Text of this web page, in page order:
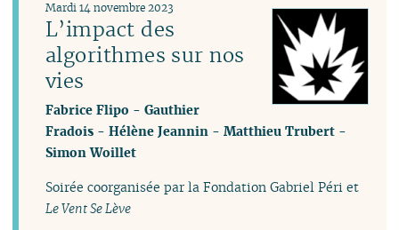
L’impact des
algorithmes sur nos
vies
Mardi 14 novembre 2023
Fabrice Flipo -Gauthier
Fradois -Hélène Jeannin -Matthieu Trubert -
Simon Woillet
Soirée coorganisée par la Fondation Gabriel Péri et
Le Vent Se Lève